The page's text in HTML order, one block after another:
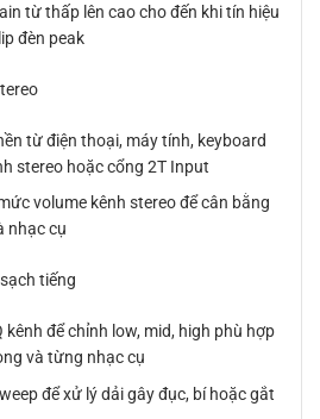
từ thấp lên cao cho đến khi tín hiệu
đèn peak
từ điện thoại, máy tính, keyboard
stereo hoặc cổng 2T Input
volume kênh stereo để cân bằng
nhạc cụ
tiếng
kênh để chỉnh low, mid, high phù hợp
và từng nhạc cụ
để xử lý dải gây đục, bí hoặc gắt